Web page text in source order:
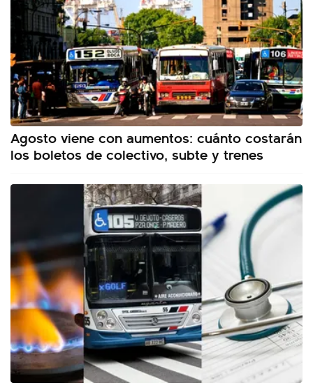
Agosto viene con aumentos: cuánto costarán
los boletos de colectivo, subte y trenes